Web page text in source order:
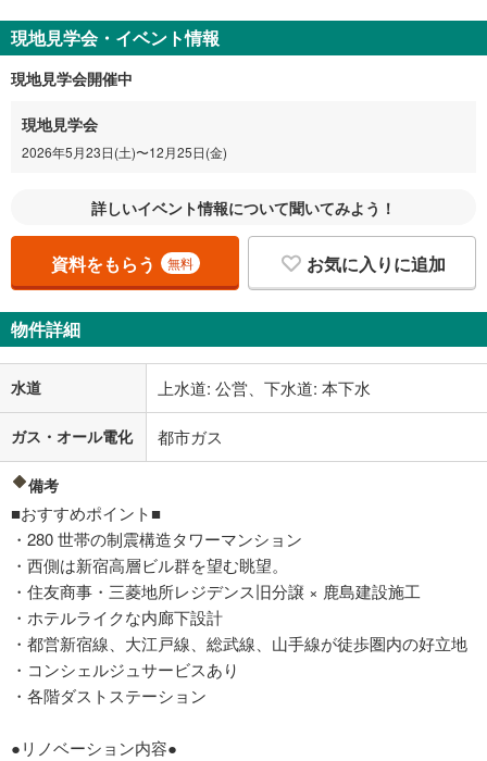
現地見学会・イベント情報
現地見学会開催中
現地見学会
2026年5月23日(土)〜12月25日(金)
詳しいイベント情報について聞いてみよう！
資料をもらう 無料 お気に入りに追加
物件詳細
水道 上水道: 公営、下水道: 本下水
ガス・オール電化 都市ガス
備考
■おすすめポイント■
・280 世帯の制震構造タワーマンション
・西側は新宿高層ビル群を望む眺望。
・住友商事・三菱地所レジデンス旧分譲 × 鹿島建設施工
・ホテルライクな内廊下設計
・都営新宿線、大江戸線、総武線、山手線が徒歩圏内の好立地
・コンシェルジュサービスあり
・各階ダストステーション
●リノベーション内容●